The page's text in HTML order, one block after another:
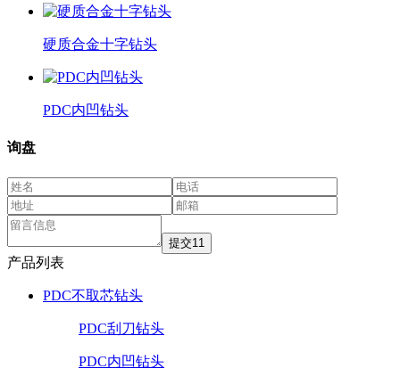
硬质合金十字钻头
PDC内凹钻头
询盘
产品列表
PDC不取芯钻头
PDC刮刀钻头
PDC内凹钻头